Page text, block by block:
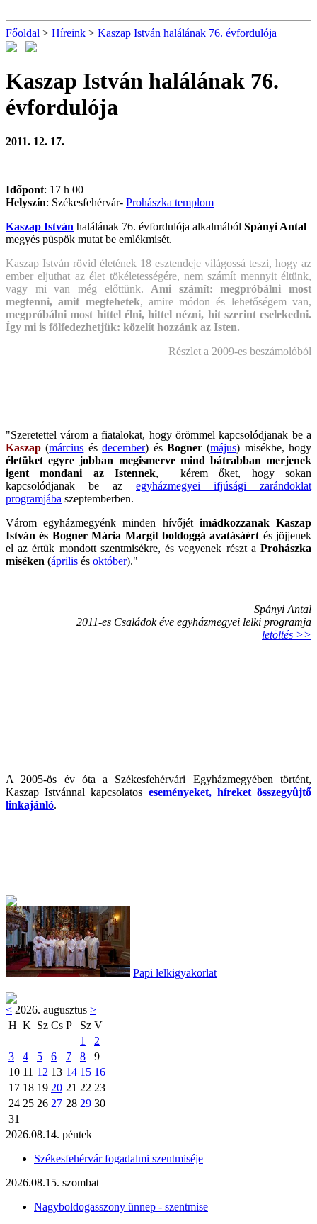
Főoldal > Híreink > Kaszap István halálának 76. évfordulója
Kaszap István halálának 76.
évfordulója
2011. 12. 17.
Időpont: 17 h 00
Helyszín: Székesfehérvár- Prohászka templom
Kaszap István halálának 76. évfordulója alkalmából Spányi Antal
megyés püspök mutat be emlékmisét.
Kaszap István rövid életének 18 esztendeje világossá teszi, hogy az
ember eljuthat az élet tökéletességére, nem számít mennyit éltünk,
vagy mi van még előttünk. Ami számít: megpróbálni most
megtenni, amit megtehetek, amire módon és lehetőségem van,
megpróbálni most hittel élni, hittel nézni, hit szerint cselekedni.
Így mi is fölfedezhetjük: közelít hozzánk az Isten.
Részlet a 2009-es beszámolóból
"Szeretettel várom a fiatalokat, hogy örömmel kapcsolódjanak be a
Kaszap (március ésdecember) és Bogner(május) misékbe, hogy
életüket egyre jobban megismerve mind bátrabban merjenek
igent mondani az Istennek, kérem őket, hogy sokan
kapcsolódjanak be az egyházmegyei ifjúsági zarándoklat
programjába szeptemberben.
Várom egyházmegyénk minden hívőjét imádkozzanak Kaszap
István és Bogner Mária Margit boldoggá avatásáért és jöjjenek
el az értük mondott szentmisékre, és vegyenek részt a Prohászka
miséken (április és október)."
Spányi Antal
2011-es Családok éve egyházmegyei lelki programja
letöltés >>
A 2005-ös év óta a Székesfehérvári Egyházmegyében történt,
Kaszap Istvánnal kapcsolatos eseményeket, híreket összegyûjtő
linkajánló.
Papi lelkigyakorlat
< 2026. augusztus >
H K Sz Cs P Sz V
1
2
3
4 5 6 7 8
9
10 11 12 13 14 15 16
17 18 19 20 21 22 23
24 25 26 27 28 29 30
31
2026.08.14. péntek
Székesfehérvár fogadalmi szentmiséje
2026.08.15. szombat
Nagyboldogasszony ünnep - szentmise